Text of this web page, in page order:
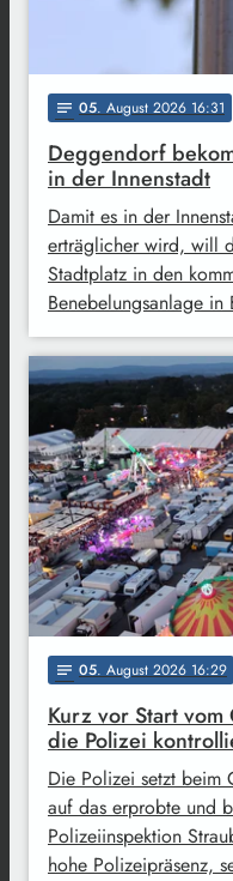
notes 05. August 2026 16:31
Deggendorf
in der Innenstadt
Damit es in der
erträglicher wird, will
Stadtplatz in den
Benebelungsanlage
notes 05. August 2026 16:29
Kurz vor Start
die Polizei
Die Polizei setzt beim
auf das erprobte und
Polizeiinspektion
hohe Polizeipräsenz,